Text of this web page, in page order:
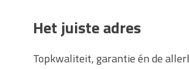
Het juiste adres
Topkwaliteit, garantie én de